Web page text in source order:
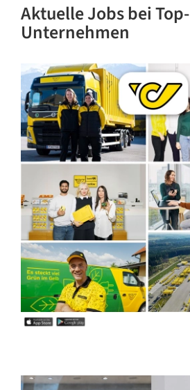
Aktuelle Jobs bei Top-
Unternehmen